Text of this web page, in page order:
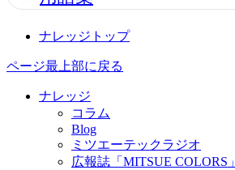
ナレッジトップ
ページ最上部に戻る
ナレッジ
コラム
Blog
ミツエーテックラジオ
広報誌「MITSUE COLORS」